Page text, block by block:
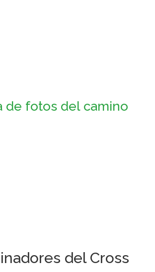
de fotos del camino
del Cross